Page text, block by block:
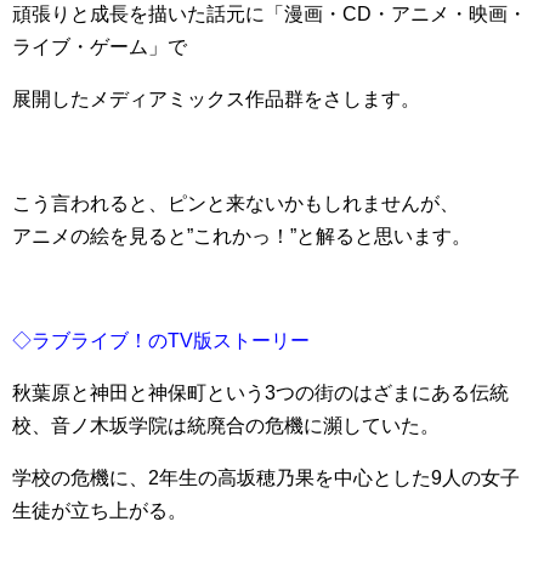
頑張りと成長を描いた話元に「漫画・CD・アニメ・映画・
ライブ・ゲーム」で
展開したメディアミックス作品群をさします。
こう言われると、ピンと来ないかもしれませんが、
アニメの絵を見ると”これかっ！”と解ると思います。
◇ラブライブ！のTV版ストーリー
秋葉原と神田と神保町という3つの街のはざまにある伝統
校、音ノ木坂学院は統廃合の危機に瀕していた。
学校の危機に、2年生の高坂穂乃果を中心とした9人の女子
生徒が立ち上がる。